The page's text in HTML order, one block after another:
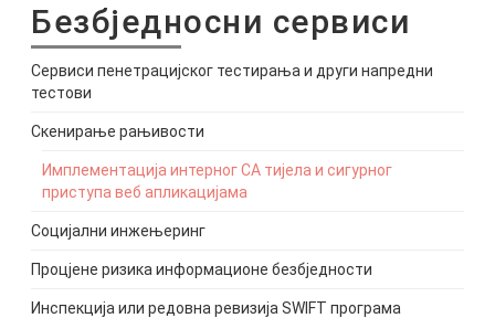
Безбједносни сервиси
Сервиси пенетрацијског тестирања и други напредни
тестови
Скенирање рањивости
Имплементација интерног СА тијела и сигурног
приступа веб апликацијама
Социјални инжењеринг
Процјене ризика информационе безбједности
Инспекција или редовна ревизија SWIFT програма